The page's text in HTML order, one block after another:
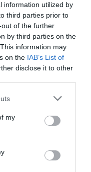
information utilized by
third parties prior to
of the further
by third parties on the
information may
on the IAB’s List of
disclose it to other
one or more Google
You may click to
third-party tags to
in below Google
my